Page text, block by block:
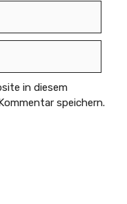
in diesem
speichern.